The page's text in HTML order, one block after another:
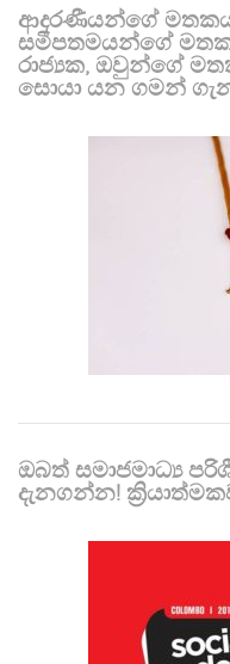
ආදරණීයන්ගේ
සමීපතමයන්ගේ
රාජ්‍යක, ඔවුන්ගේ
සොයා යන ගමන්
ඔබත් සමාජමාධ්‍ය
දැනගන්න!